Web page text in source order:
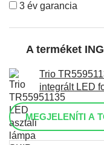
3 év garancia
A terméket
Trio
integrált LED
MEGJELENÍTI A